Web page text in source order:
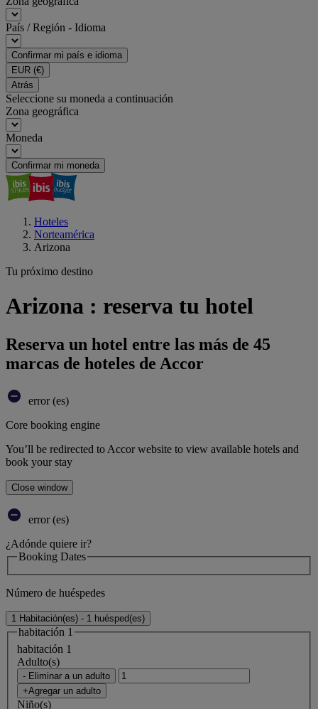
País / Región - Idioma
Confirmar mi país e idioma
EUR (€)
Atrás
Seleccione su moneda a continuación
Zona geográfica
Moneda
Confirmar mi moneda
Hoteles
Norteamérica
Arizona
Tu próximo destino
Arizona : reserva tu hotel
Reserva un hotel entre las más de 45
marcas de hoteles de Accor
error (es)
Core booking engine
You’ll be redirected to Accor website to view available hotels and
book your stay
Close window
error (es)
¿Adónde quiere ir?
Booking Dates
Número de huéspedes
1 Habitación(es) - 1 huésped(es)
habitación 1
habitación 1
Adulto(s)
- Eliminar a un adulto
+Agregar un adulto
Niño(s)